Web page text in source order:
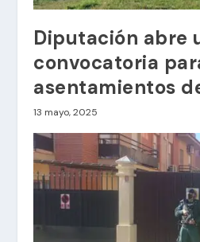
Diputación abre
convocatoria
asentamientos
13 mayo, 2025